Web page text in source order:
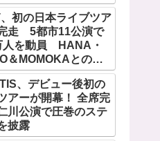
催 限定グッズも登
、初の日本ライブツア
走 5都市11公演で
人を動員 HANA・
＆MOMOKAとのス
ルコラボも実現
、デビュー後初の
アーが開幕！ 全席完
川公演で圧巻のステ
披露